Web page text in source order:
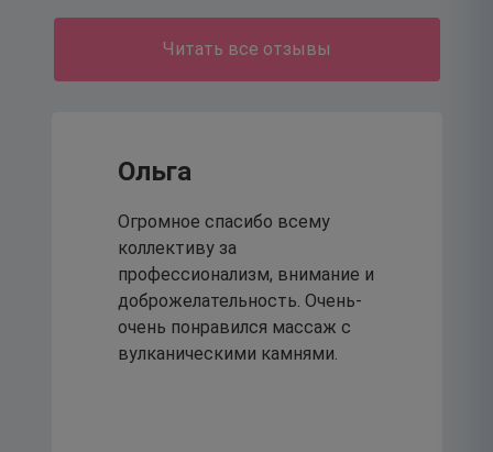
21 июля 2026
турнир - неотъемлемая
часть корпоративной
культуры и жизни
учреждения.
20 июля 2026
Читать все отзывы
Ольга
Огромное спасибо всему
коллективу за
профессионализм, внимание и
доброжелательность. Очень-
очень понравился массаж с
вулканическими камнями.